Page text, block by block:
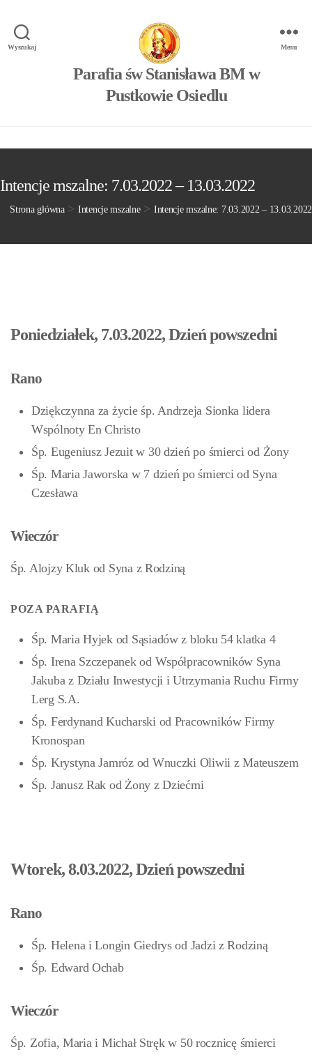
Wyszukaj
Parafia św Stanisława BM w
Pustkowie Osiedlu
Menu
Intencje mszalne: 7.03.2022 – 13.03.2022
Strona główna> Intencje mszalne> Intencje mszalne: 7.03.2022 – 13.03.2022
Poniedziałek, 7.03.2022, Dzień powszedni
Rano
Dziękczynna za życie śp. Andrzeja Sionka lidera
Wspólnoty En Christo
Śp. Eugeniusz Jezuit w 30 dzień po śmierci od Żony
Śp. Maria Jaworska w 7 dzień po śmierci od Syna
Czesława
Wieczór
Śp. Alojzy Kluk od Syna z Rodziną
POZA PARAFIĄ
Śp. Maria Hyjek od Sąsiadów z bloku 54 klatka 4
Śp. Irena Szczepanek od Współpracowników Syna
Jakuba z Działu Inwestycji i Utrzymania Ruchu Firmy
Lerg S.A.
Śp. Ferdynand Kucharski od Pracowników Firmy
Kronospan
Śp. Krystyna Jamróz od Wnuczki Oliwii z Mateuszem
Śp. Janusz Rak od Żony z Dziećmi
Wtorek, 8.03.2022, Dzień powszedni
Rano
Śp. Helena i Longin Giedrys od Jadzi z Rodziną
Śp. Edward Ochab
Wieczór
Śp. Zofia, Maria i Michał Stręk w 50 rocznicę śmierci